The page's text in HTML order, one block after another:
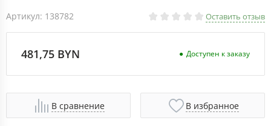
Артикул: 138782 Оставить отзыв
481,75 BYN Доступен к заказу
В сравнение В избранное